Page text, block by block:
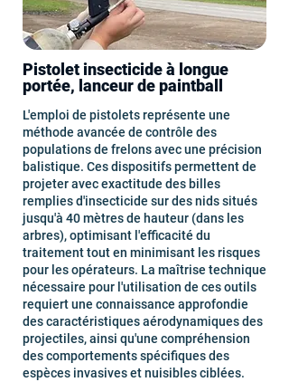
Pistolet insecticide à longue
portée, lanceur de paintball
L'emploi de pistolets représente une
méthode avancée de contrôle des
populations de frelons avec une précision
balistique. Ces dispositifs permettent de
projeter avec exactitude des billes
remplies d'insecticide sur des nids situés
jusqu'à 40 mètres de hauteur (dans les
arbres), optimisant l'efficacité du
traitement tout en minimisant les risques
pour les opérateurs. La maîtrise technique
nécessaire pour l'utilisation de ces outils
requiert une connaissance approfondie
des caractéristiques aérodynamiques des
projectiles, ainsi qu'une compréhension
des comportements spécifiques des
espèces invasives et nuisibles ciblées.